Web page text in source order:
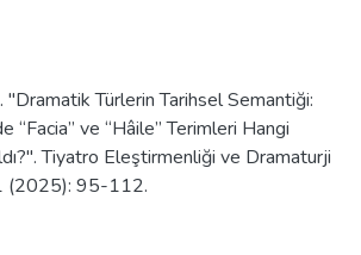
"Dramatik Türlerin Tarihsel Semantiği:
“Facia” ve “Hâile” Terimleri Hangi
Tiyatro Eleştirmenliği ve Dramaturji
(2025): 95-112.